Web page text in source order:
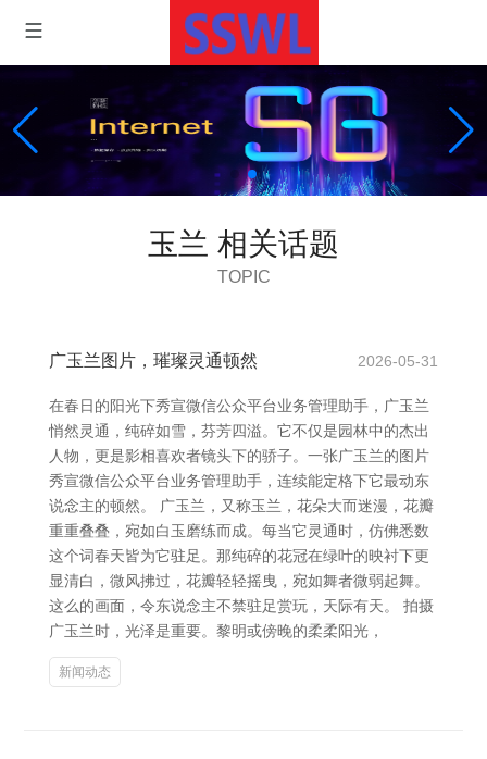
玉兰 相关话题
TOPIC
广玉兰图片，璀璨灵通顿然 2026-05-31
在春日的阳光下秀宣微信公众平台业务管理助手，广玉兰
悄然灵通，纯碎如雪，芬芳四溢。它不仅是园林中的杰出
人物，更是影相喜欢者镜头下的骄子。一张广玉兰的图片
秀宣微信公众平台业务管理助手，连续能定格下它最动东
说念主的顿然。 广玉兰，又称玉兰，花朵大而迷漫，花瓣
重重叠叠，宛如白玉磨练而成。每当它灵通时，仿佛悉数
这个词春天皆为它驻足。那纯碎的花冠在绿叶的映衬下更
显清白，微风拂过，花瓣轻轻摇曳，宛如舞者微弱起舞。
这么的画面，令东说念主不禁驻足赏玩，天际有天。 拍摄
广玉兰时，光泽是重要。黎明或傍晚的柔柔阳光，
新闻动态